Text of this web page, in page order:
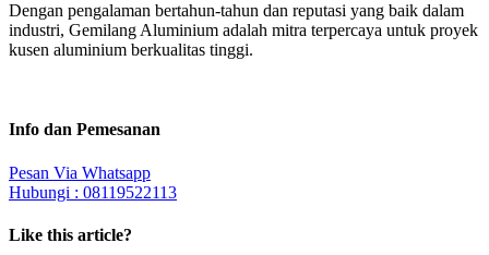
Dengan pengalaman bertahun-tahun dan reputasi yang baik dalam
industri, Gemilang Aluminium adalah mitra terpercaya untuk proyek
kusen aluminium berkualitas tinggi.
Info dan Pemesanan
Pesan Via Whatsapp
Hubungi : 08119522113
Like this article?